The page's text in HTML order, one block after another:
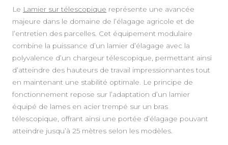
Le Lamier sur télescopique représente une avancée
majeure dans le domaine de l’élagage agricole et de
l’entretien des parcelles. Cet équipement modulaire
combine la puissance d’un lamier d’élagage avec la
polyvalence d’un chargeur télescopique, permettant ainsi
d’atteindre des hauteurs de travail impressionnantes tout
en maintenant une stabilité optimale. Le principe de
fonctionnement repose sur l’adaptation d’un lamier
équipé de lames en acier trempé sur un bras
télescopique, offrant ainsi une portée d’élagage pouvant
atteindre jusqu’à 25 mètres selon les modèles.